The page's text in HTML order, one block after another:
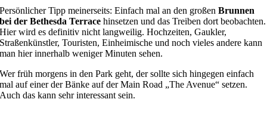
Persönlicher Tipp meinerseits: Einfach mal an den großenBrunnen
bei der Bethesda Terrace hinsetzen und das Treiben dort beobachten.
Hier wird es definitiv nicht langweilig. Hochzeiten, Gaukler,
Straßenkünstler, Touristen, Einheimische und noch vieles andere kann
man hier innerhalb weniger Minuten sehen.
Wer früh morgens in den Park geht, der sollte sich hingegen einfach
mal auf einer der Bänke auf der Main Road „The Avenue“ setzen.
Auch das kann sehr interessant sein.